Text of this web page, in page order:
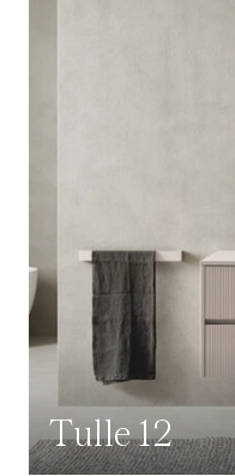
Tulle 12